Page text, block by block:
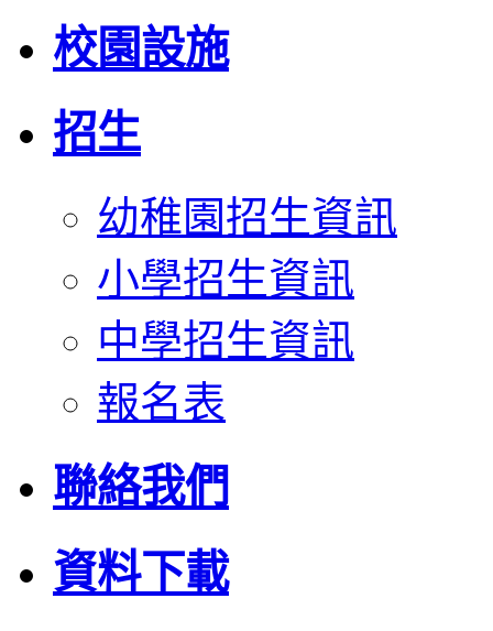
校園設施
招生
幼稚園招生資訊
小學招生資訊
中學招生資訊
報名表
聯絡我們
資料下載